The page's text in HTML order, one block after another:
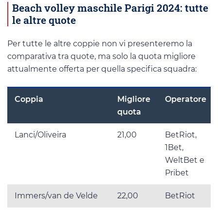
Beach volley maschile Parigi 2024: tutte
le altre quote
Per tutte le altre coppie non vi presenteremo la
comparativa tra quote, ma solo la quota migliore
attualmente offerta per quella specifica squadra:
Coppia
Migliore
quota
Operatore
Lanci/Oliveira 21,00
BetRiot,
1Bet,
WeltBet e
Pribet
Immers/van de Velde 22,00 BetRiot